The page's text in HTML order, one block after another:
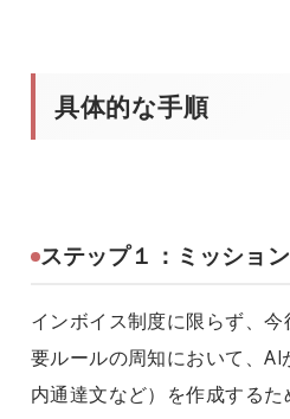
具体的な手順
ステップ１：ミッショ
インボイス制度に限らず、
要ルールの周知において、
内通達文など）を作成する